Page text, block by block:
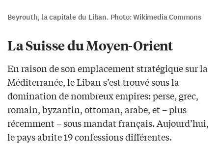
Beyrouth, la capitale du Liban. Photo: Wikimedia Commons
La Suisse du Moyen-Orient
En raison de son emplacement stratégique sur la
Méditerranée, le Liban s’est trouvé sous la
domination de nombreux empires: perse, grec,
romain, byzantin, ottoman, arabe, et – plus
récemment – sous mandat français. Aujourd’hui,
le pays abrite 19 confessions différentes.